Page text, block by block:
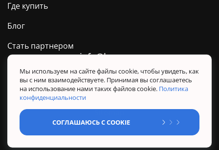
Где купить
Блог
Стать партнером
0 800 509 278
Техподдержка ТМ BARVA
Политика конфиденциальности
Правила использования сайта
Sitemap
info@barva.ua
Мы используем на сайте файлы cookie, чтобы увидеть, как
вы с ним взаимодействуете. Принимая вы соглашаетесь
на использование нами таких файлов cookie. Политика
конфиденциальности
СОГЛАШАЮСЬ С COOKIE